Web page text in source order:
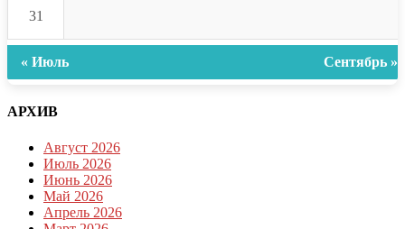
31
« Июль Сентябрь »
АРХИВ
Август 2026
Июль 2026
Июнь 2026
Май 2026
Апрель 2026